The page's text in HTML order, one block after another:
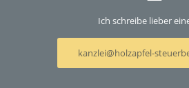
Ich schreibe lieber
kanzlei@holzapfel-